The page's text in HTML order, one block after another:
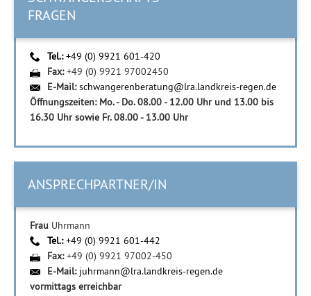
FRAGEN
Tel.:+49 (0) 9921 601-420
Fax:+49 (0) 9921 97002450
E-Mail:schwangerenberatung@lra.landkreis-regen.de
Öffnungszeiten: Mo. - Do. 08.00 - 12.00 Uhr und 13.00 bis
16.30 Uhr sowie Fr. 08.00 - 13.00 Uhr
ANSPRECHPARTNER/IN
Frau Uhrmann
Tel.:+49 (0) 9921 601-442
Fax:+49 (0) 9921 97002-450
E-Mail: juhrmann@lra.landkreis-regen.de
vormittags erreichbar